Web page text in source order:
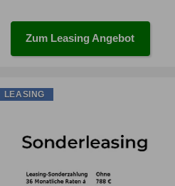
Zum Leasing Angebot
LEASING